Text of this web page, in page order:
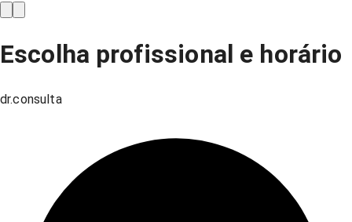
Escolha profissional e horário
dr.consulta